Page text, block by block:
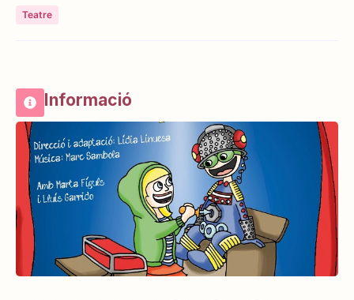
Teatre
Informació